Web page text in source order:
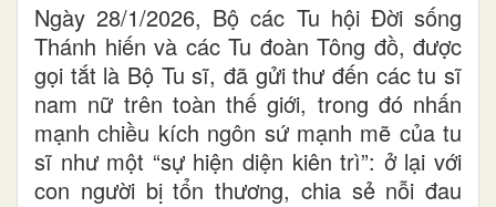
Ngày 28/1/2026, Bộ các Tu hội Đời sống
Thánh hiến và các Tu đoàn Tông đồ, được
gọi tắt là Bộ Tu sĩ, đã gửi thư đến các tu sĩ
nam nữ trên toàn thế giới, trong đó nhấn
mạnh chiều kích ngôn sứ mạnh mẽ của tu
sĩ như một “sự hiện diện kiên trì”: ở lại với
con người bị tổn thương, chia sẻ nỗi đau